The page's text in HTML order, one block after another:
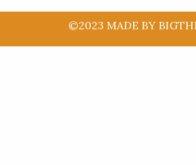
©2023 MADE BY